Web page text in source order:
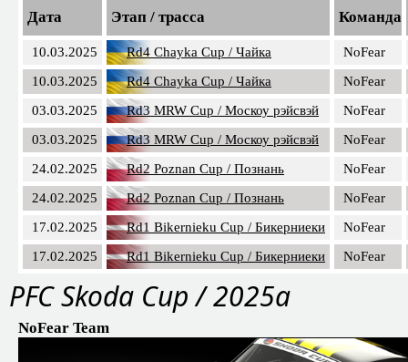
Дата Этап / трасса Команда
10.03.2025 Rd4 Chayka Cup / Чайка
NoFear
10.03.2025
Rd4 Chayka Cup / Чайка
NoFear
03.03.2025
Rd3 MRW Cup / Москоу рэйсвэй
NoFear
03.03.2025
Rd3 MRW Cup / Москоу рэйсвэй
NoFear
24.02.2025
Rd2 Poznan Cup / Познань
NoFear
24.02.2025
Rd2 Poznan Cup / Познань
NoFear
17.02.2025
Rd1 Bikernieku Cup / Бикерниеки
NoFear
17.02.2025
Rd1 Bikernieku Cup / Бикерниеки NoFear
PFC Skoda Cup / 2025a
NoFear Team